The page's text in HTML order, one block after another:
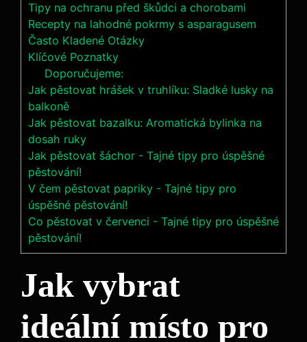
Tipy na ochranu před škůdci a chorobami
Recepty na lahodné pokrmy s asparagusem
Často Kladené Otázky
Klíčové Poznatky
Doporučujeme:
Jak pěstovat hrášek v truhlíku: Sladké lusky na
balkoně
Jak pěstovat bazalku: Aromatická bylinka na
dosah ruky
Jak pěstovat šáchor - Tajné tipy pro úspěšné
pěstování!
V čem pěstovat papriky - Tajné tipy pro
úspěšné pěstování!
Co pěstovat v červenci - Tajné tipy pro úspěšné
pěstování!
Jak vybrat
ideální místo pro